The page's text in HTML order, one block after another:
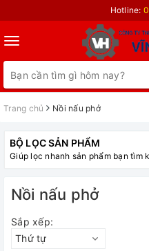
Hotline:
Toggle
navigation
Trang chủ Nồi nấu phở
BỘ LỌC SẢN PHẨM
Giúp lọc nhanh sản phẩm bạn tìm
Nồi nấu phở
Sắp xếp:
Thứ tự